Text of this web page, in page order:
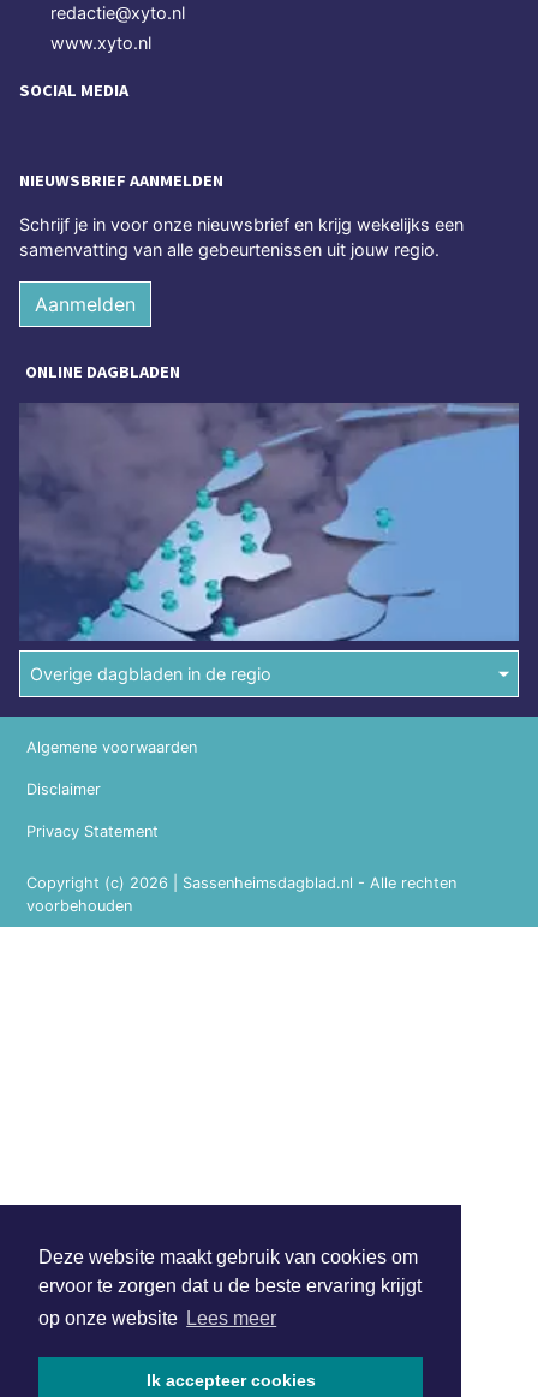
Deze website maakt gebruik van cookies om
ervoor te zorgen dat u de beste ervaring krijgt
op onze website Lees meer
Ik accepteer cookies
redactie@xyto.nl
www.xyto.nl
SOCIAL MEDIA
NIEUWSBRIEF AANMELDEN
Schrijf je in voor onze nieuwsbrief en krijg wekelijks een
samenvatting van alle gebeurtenissen uit jouw regio.
Aanmelden
ONLINE DAGBLADEN
Overige dagbladen in de regio
Copyright (c) 2026 | Sassenheimsdagblad.nl - Alle rechten
voorbehouden
Algemene voorwaarden
Disclaimer
Privacy Statement